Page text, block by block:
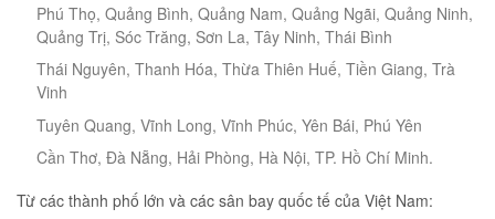
Phú Thọ, Quảng Bình, Quảng Nam, Quảng Ngãi, Quảng Ninh,
Quảng Trị, Sóc Trăng, Sơn La, Tây Ninh, Thái Bình
Thái Nguyên, Thanh Hóa, Thừa Thiên Huế, Tiền Giang, Trà
Vinh
Tuyên Quang, Vĩnh Long, Vĩnh Phúc, Yên Bái, Phú Yên
Cần Thơ, Đà Nẵng, Hải Phòng, Hà Nội, TP. Hồ Chí Minh.
Từ các thành phố lớn và các sân bay quốc tế của Việt Nam: